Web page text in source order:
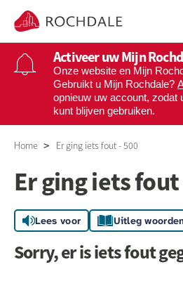
Naar hoofdinhoud
Naar hoofdnavigatiemenu
Naar zoeken
Naar de homepage
Activeer uw Mijn
Onze website en Mijn
Gebruikt u Mijn Rochdale?
opnieuw uw account, zodat
kunt blijven gebruiken.
Home Er ging iets fout - 500
Er ging iets fout
Lees voor Uitleg
Sorry, er is iets fout